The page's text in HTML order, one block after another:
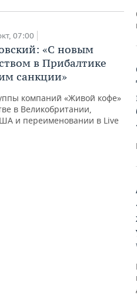
07:00
«С новым
в Прибалтике
санкции»
компаний «Живой кофе»
в Великобритании,
и переименовании в Live